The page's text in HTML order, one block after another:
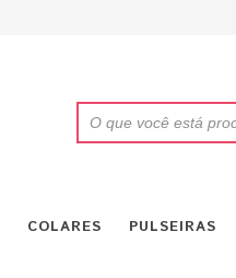
COLARES PULSEIRAS